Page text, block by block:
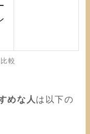
較
めな人は以下の